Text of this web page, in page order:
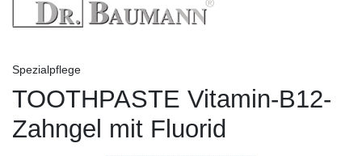
Spezialpflege
TOOTHPASTE Vitamin-B12-
Zahngel mit Fluorid